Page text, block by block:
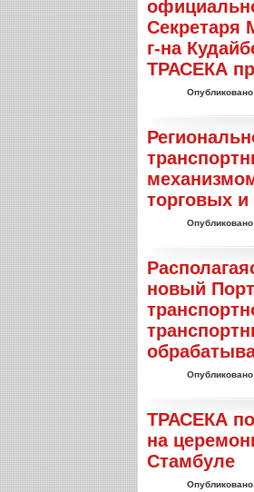
Секретаря
г-на
ТРАСЕКА
торговых
новый
ТРАСЕКА
на
Стамбуле